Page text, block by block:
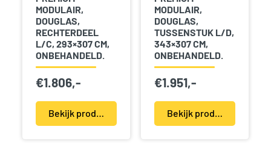
MODULAIR,
DOUGLAS,
RECHTERDEEL
L/C, 293×307 CM,
ONBEHANDELD.
€1.806,-
Bekijk product(en)
MODULAIR,
DOUGLAS,
TUSSENSTUK L/D,
343×307 CM,
ONBEHANDELD.
€1.951,-
Bekijk product(en)